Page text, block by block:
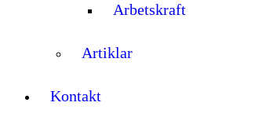
Arbetskraft
Artiklar
Kontakt